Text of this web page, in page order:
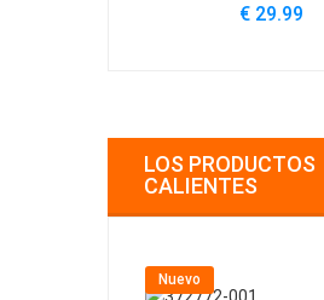
€ 29.99
LOS PRODUCTOS
CALIENTES
Nuevo